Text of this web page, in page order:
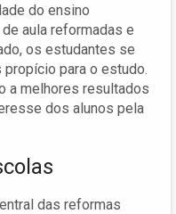
do ensino
aula reformadas e
os estudantes se
para o estudo.
a melhores resultados
dos alunos pela
das reformas